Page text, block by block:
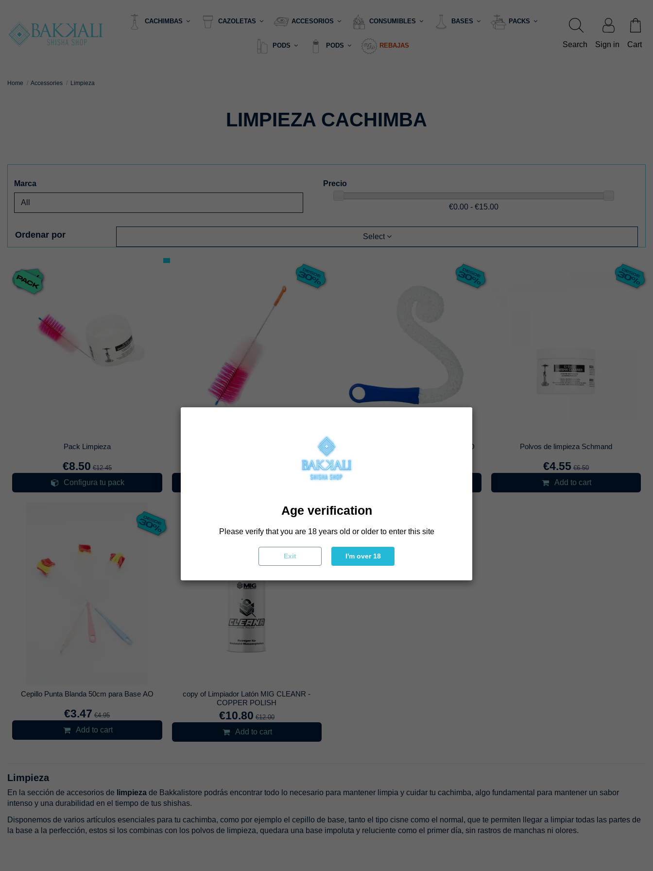
CACHIMBAS CAZOLETAS ACCESORIOS CONSUMIBLES BASES PACKS
PODS PODS REBAJAS Search Sign in Cart
Home Accessories Limpieza
LIMPIEZA CACHIMBA
Marca Precio
€0.00 - €15.00
Ordenar por Select
Pack Limpieza
€8.50 €12.45
Configura tu pack
copy of Cepillo Cuello Cisne Para Base AO Polvos de limpieza Schmand
€4.55 €6.50
Add to cart
Cepillo Punta Blanda 50cm para Base AO
€3.47 €4.95
Add to cart
copy of Limpiador Latón MIG CLEANR -
COPPER POLISH
€10.80 €12.00
Add to cart
Limpieza
En la sección de accesorios de limpieza de Bakkalistore podrás encontrar todo lo necesario para mantener limpia y cuidar tu cachimba, algo fundamental para mantener un sabor
intenso y una durabilidad en el tiempo de tus shishas.
Disponemos de varios artículos esenciales para tu cachimba, como por ejemplo el cepillo de base, tanto el tipo cisne como el normal, que te permiten llegar a limpiar todas las partes de
la base a la perfección, estos si los combinas con los polvos de limpieza, quedara una base impoluta y reluciente como el primer día, sin rastros de manchas ni olores.
Age verification
Please verify that you are 18 years old or older to enter this site
Exit I'm over 18